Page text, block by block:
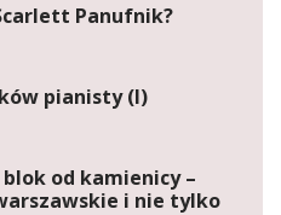
Panufnik?
pianisty (I)
blok od kamienicy –
i nie tylko